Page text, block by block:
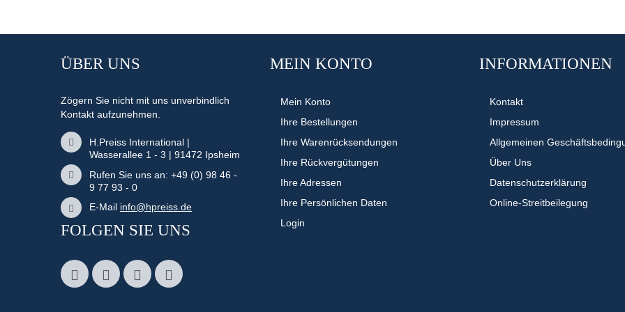
ÜBER UNS
Zögern Sie nicht mit uns unverbindlich
Kontakt aufzunehmen.
H.Preiss International |
Wasserallee 1 - 3 | 91472 Ipsheim
Rufen Sie uns an: +49 (0) 98 46 -
9 77 93 - 0
E-Mail info@hpreiss.de
FOLGEN SIE UNS
MEIN KONTO
Mein Konto
Ihre Bestellungen
Ihre Warenrücksendungen
Ihre Rückvergütungen
Ihre Adressen
Ihre Persönlichen Daten
Login
INFORMATIONEN
Kontakt
Impressum
Allgemeinen
Über Uns
Datenschutzerklärung
Online-Streitbeilegung